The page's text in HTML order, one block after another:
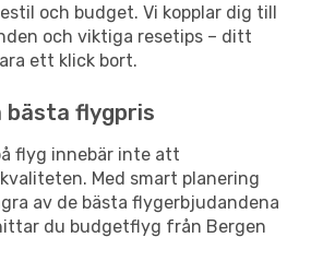
och budget. Vi kopplar dig till
och viktiga resetips – ditt
ett klick bort.
flygpris
flyg innebär inte att
Med smart planering
av de bästa flygerbjudandena
du budgetflyg från Bergen